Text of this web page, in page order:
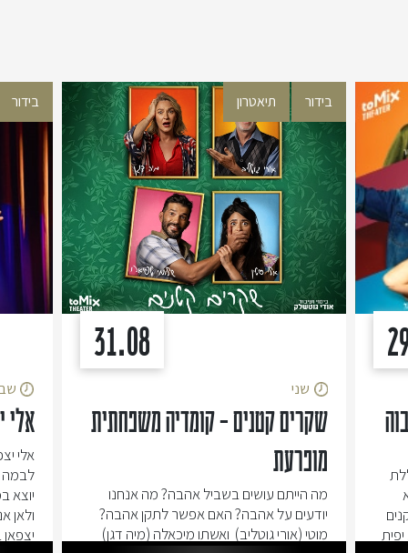
31.08
בידור תיאטרון
שני
שקרים קטנים – קומדיה משפחתית
מופרעת
מה הייתם עושים בשביל אהבה? מה אנחנו
יודעים על אהבה? האם אפשר לתקן אהבה?
מוטי (אורי גוטליב) ואשתו מיכאלה (מיה דגן)
בידור
אלי
אלי
לבמה
יוצא
ולאן